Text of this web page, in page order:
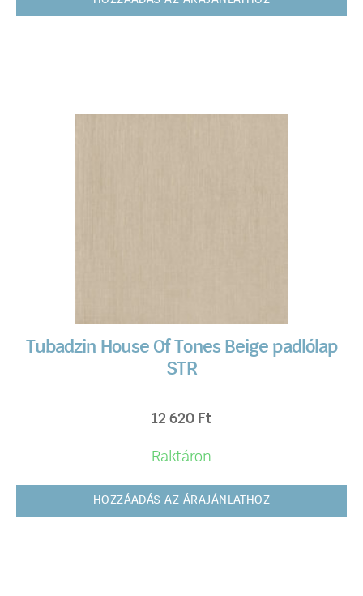
Tubadzin House Of Tones Beige padlólap
STR
12 620 Ft
Raktáron
HOZZÁADÁS AZ ÁRAJÁNLATHOZ